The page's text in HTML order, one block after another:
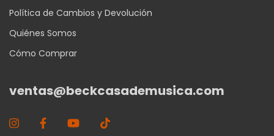
Política de Cambios y Devolución
Quiénes Somos
Cómo Comprar
ventas@beckcasademusica.com